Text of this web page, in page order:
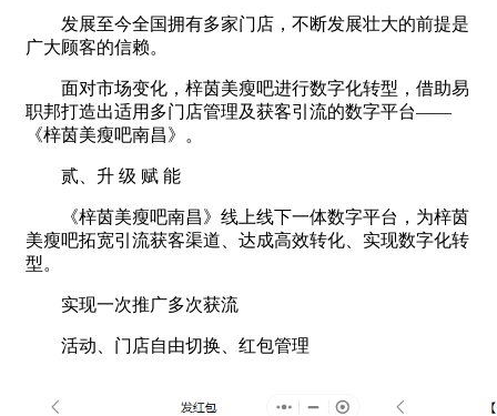
发展至今全国拥有多家门店，不断发展壮大的前提是
广大顾客的信赖。
面对市场变化，梓茵美瘦吧进行数字化转型，借助易
职邦打造出适用多门店管理及获客引流的数字平台——
《梓茵美瘦吧南昌》。
贰、升 级 赋 能
《梓茵美瘦吧南昌》线上线下一体数字平台，为梓茵
美瘦吧拓宽引流获客渠道、达成高效转化、实现数字化转
型。
实现一次推广多次获流
活动、门店自由切换、红包管理